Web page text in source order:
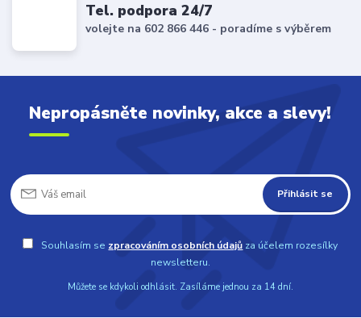
Tel. podpora 24/7
volejte na 602 866 446 - poradíme s výběrem
Nepropásněte novinky, akce a slevy!
Přihlásit se
Souhlasím se zpracováním osobních údajů za účelem rozesílky
newsletteru.
Můžete se kdykoli odhlásit. Zasíláme jednou za 14 dní.